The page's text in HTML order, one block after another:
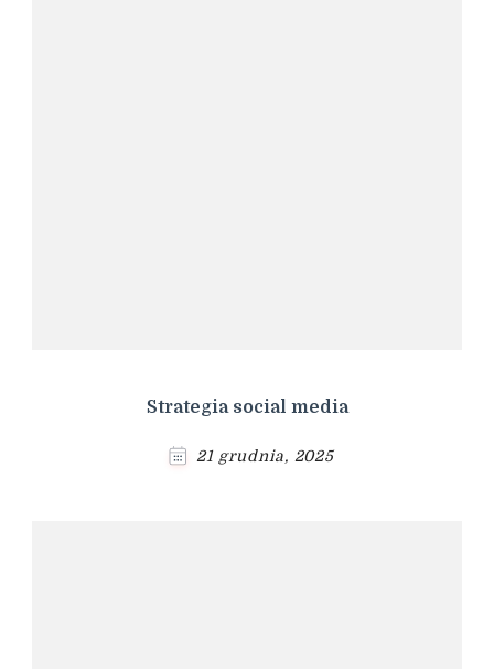
Strategia social media
21 grudnia, 2025